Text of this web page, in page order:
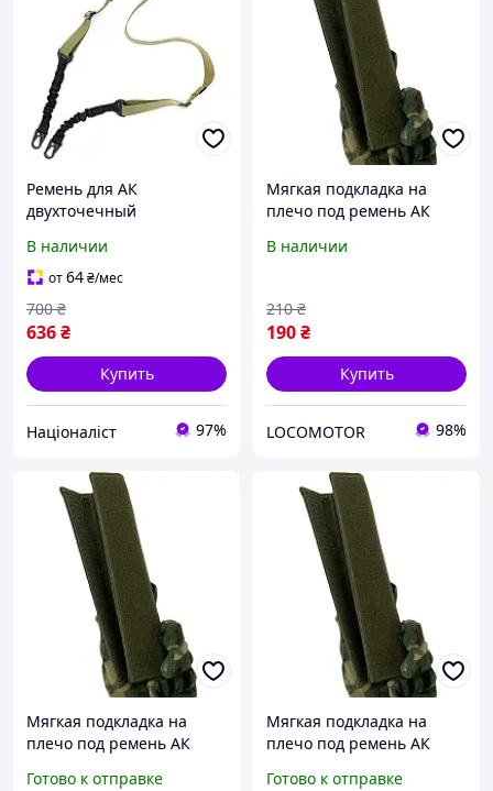
Ремень для АК
двухточечный
регулировками койот
(LE2154) [n-LE21]
В наличии
от64₴/мес
636₴
700 ₴
Купить
Націоналіст 97%
Мягкая подкладка на
плечо под ремень АК
(LE2417)
В наличии
190₴
210 ₴
Купить
LOCOMOTOR 98%
Мягкая подкладка на
плечо под ремень АК
Готово к отправке
Мягкая подкладка на
плечо под ремень АК
Готово к отправке